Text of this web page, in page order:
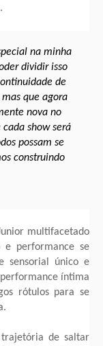
na minha
dividir isso
de
que agora
nova no
show será
possam se
construindo
multifacetado
e performance se
sensorial único e
íntima
rótulos para se
de saltar